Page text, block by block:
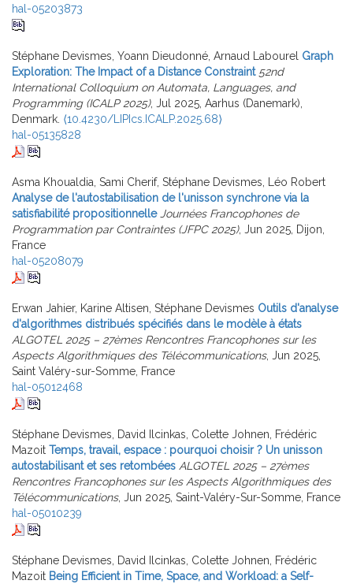
hal-05203873
Stéphane Devismes, Yoann Dieudonné, Arnaud Labourel Graph
Exploration: The Impact of a Distance Constraint 52nd
International Colloquium on Automata, Languages, and
Programming (ICALP 2025), Jul 2025, Aarhus (Danemark),
Denmark. ⟨10.4230/LIPIcs.ICALP.2025.68⟩
hal-05135828
Asma Khoualdia, Sami Cherif, Stéphane Devismes, Léo Robert
Analyse de l'autostabilisation de l'unisson synchrone via la
satisfiabilité propositionnelle Journées Francophones de
Programmation par Contraintes (JFPC 2025), Jun 2025, Dijon,
France
hal-05208079
Erwan Jahier, Karine Altisen, Stéphane Devismes Outils d'analyse
d'algorithmes distribués spécifiés dans le modèle à états
ALGOTEL 2025 – 27èmes Rencontres Francophones sur les
Aspects Algorithmiques des Télécommunications, Jun 2025,
Saint Valéry-sur-Somme, France
hal-05012468
Stéphane Devismes, David Ilcinkas, Colette Johnen, Frédéric
Mazoit Temps, travail, espace : pourquoi choisir ? Un unisson
autostabilisant et ses retombées ALGOTEL 2025 – 27èmes
Rencontres Francophones sur les Aspects Algorithmiques des
Télécommunications, Jun 2025, Saint-Valéry-Sur-Somme, France
hal-05010239
Stéphane Devismes, David Ilcinkas, Colette Johnen, Frédéric
Mazoit Being Efficient in Time, Space, and Workload: a Self-